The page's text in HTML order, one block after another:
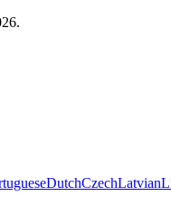
DutchCzechLatvian